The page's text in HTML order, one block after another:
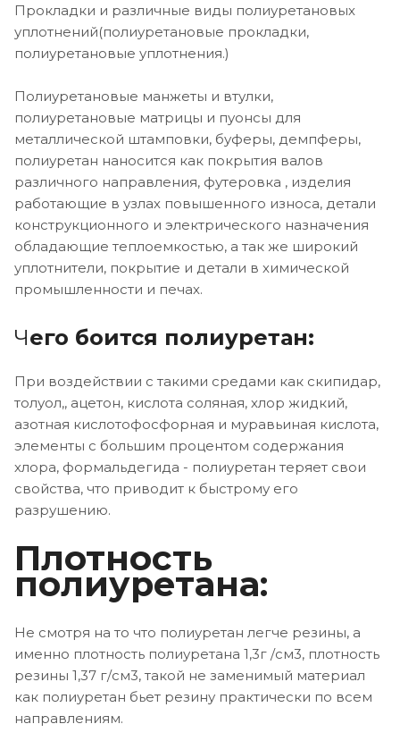
Прокладки и различные виды полиуретановых
уплотнений(полиуретановые прокладки,
полиуретановые уплотнения.)
Полиуретановые манжеты и втулки,
полиуретановые матрицы и пуонсы для
металлической штамповки, буферы, демпферы,
полиуретан наносится как покрытия валов
различного направления, футеровка , изделия
работающие в узлах повышенного износа, детали
конструкционного и электрического назначения
обладающие теплоемкостью, а так же широкий
уплотнители, покрытие и детали в химической
промышленности и печах.
Чего боится полиуретан:
При воздействии с такими средами как скипидар,
толуол,, ацетон, кислота соляная, хлор жидкий,
азотная кислотофосфорная и муравьиная кислота,
элементы с большим процентом содержания
хлора, формальдегида - полиуретан теряет свои
свойства, что приводит к быстрому его
разрушению.
Плотность
полиуретана:
Не смотря на то что полиуретан легче резины, а
именно плотность полиуретана 1,3г /см3, плотность
резины 1,37 г/см3, такой не заменимый материал
как полиуретан бьет резину практически по всем
направлениям.